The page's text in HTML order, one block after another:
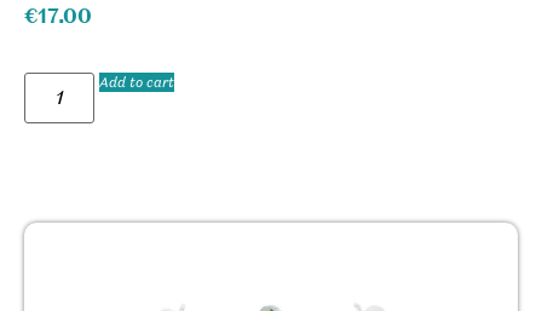
€17.00
Add to cart